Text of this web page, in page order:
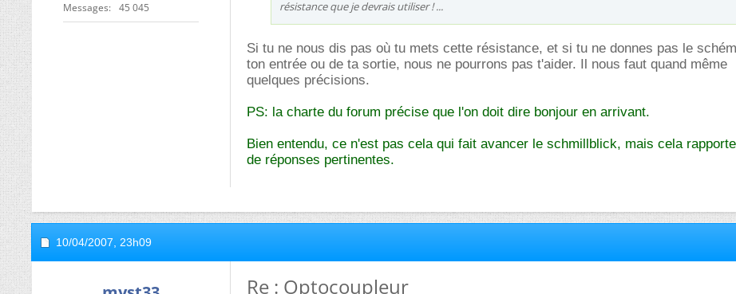
Messages 45 045
résistance que je devrais utiliser ! ...
Si tu ne nous dis pas où tu mets cette résistance, et si tu ne donnes pas le
ton entrée ou de ta sortie, nous ne pourrons pas t'aider. Il nous faut quand même
quelques précisions.
PS: la charte du forum précise que l'on doit dire bonjour en arrivant.
Bien entendu, ce n'est pas cela qui fait avancer le schmillblick, mais cela
de réponses pertinentes.
10/04/2007, 23h09
Re : Optocoupleur